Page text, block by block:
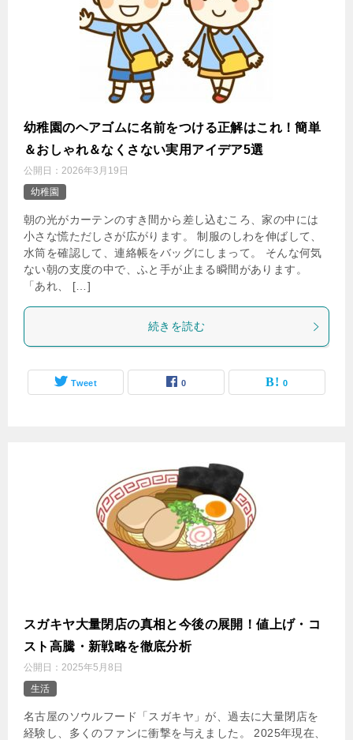
幼稚園のヘアゴムに名前をつける正解はこれ！簡単
＆おしゃれ＆なくさない実用アイデア5選
公開日： 2026年3月19日
幼稚園
朝の光がカーテンのすき間から差し込むころ、家の中には
小さな慌ただしさが広がります。 制服のしわを伸ばして、
水筒を確認して、連絡帳をバッグにしまって。 そんな何気
ない朝の支度の中で、ふと手が止まる瞬間があります。
「あれ、 […]
続きを読む
Tweet 0 0
スガキヤ大量閉店の真相と今後の展開！値上げ・コ
スト高騰・新戦略を徹底分析
公開日： 2025年5月8日
生活
名古屋のソウルフード「スガキヤ」が、過去に大量閉店を
経験し、多くのファンに衝撃を与えました。 2025年現在、